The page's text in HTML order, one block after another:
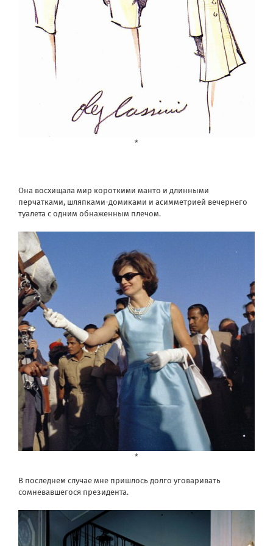
*
Она восхищала мир короткими манто и длинными
перчатками, шляпками-домиками и асимметрией вечернего
туалета с одним обнаженным плечом.
*
В последнем случае мне пришлось долго уговаривать
сомневавшегося президента.